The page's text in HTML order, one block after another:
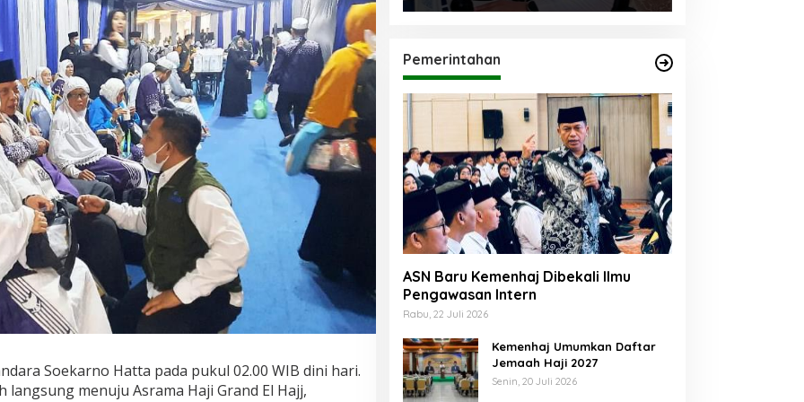
Soekarno Hatta pada pukul 02.00 WIB dini hari.
langsung menuju Asrama Haji Grand El Hajj,
Pemerintahan
ASN Baru Kemenhaj Dibekali Ilmu
Pengawasan Intern
Rabu, 22 Juli 2026
Kemenhaj Umumkan Daftar
Jemaah Haji 2027
Senin, 20 Juli 2026